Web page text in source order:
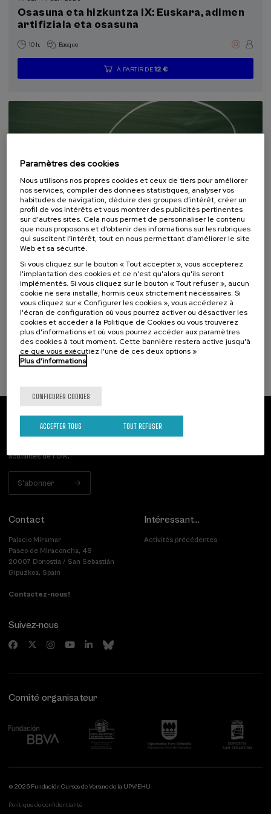
La Salud, un Compromiso con las Personas (1)
Objectifs de développement durable
Osasuna eta hizkuntza IX: Euskara, adimen
artifiziala eta osasuna
10 h. Basque .
...
À PARTIR DE12 €
Dernières
places
Gratuit
Date
passée
Liste
d'attente
Période
d'inscription
COMMUNICATION SOCIÉTÉ
LINGUISTIQUE ET LITTÉRATURE
COURS D'ÉTÉ
Hizkuntza-arazoak dituzten haurren artean
identifikatzen diren kategoriak eta profil
funtzionalak
20 h. Basque Espagnol
...
À PARTIR DE25 €
Dernières
places
Gratuit
Date
passée
Liste
d'attente
Période
d'inscription
Abonnez-vous à notre bulletin
actualités de l'UIK.
S'abonner
Contact
Palacio Miramar
Paseo de Miraconcha, 48
20007 Donostia / San Sebastián
Gipuzkoa, Spain
Contactez-nous!
Intéressant...
Activités précédentes
Suivez-nous
Comité organisateur
© 2026 Fundación Cursos de Verano de la UPV/EHU
Politique de confidentialité
Paramètres des cookies
Nous utilisons nos propres cookies et ceux de tiers pour améliorer
nos services, compiler des données statistiques, analyser vos
habitudes de navigation, déduire des groupes d’intérêt, créer un
profil de vos intérêts et vous montrer des publicités pertinentes
sur d’autres sites. Cela nous permet de personnaliser le contenu
que nous proposons et d’obtenir des informations sur les rubriques
qui suscitent l’intérêt, tout en nous permettant d’améliorer le site
Web et sa sécurité.
Si vous cliquez sur le bouton « Tout accepter », vous accepterez
l'implantation des cookies et ce n'est qu'alors qu'ils seront
implémentés. Si vous cliquez sur le bouton « Tout refuser », aucun
cookie ne sera installé, hormis ceux strictement nécessaires. Si
vous cliquez sur « Configurer les cookies », vous accéderez à
l'écran de configuration où vous pourrez activer ou désactiver les
cookies et accéder à la Politique de Cookies où vous trouverez
plus d'informations et où vous pourrez accéder aux paramètres
des cookies à tout moment. Cette bannière restera active jusqu'à
ce que vous exécutiez l'une de ces deux options »
Plus d'informations
CONFIGURER COOKIES
TOUT REFUSER
ACCEPTER TOUS